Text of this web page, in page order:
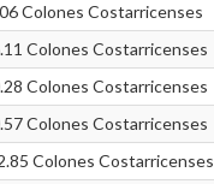
Colones Costarricenses
Colones Costarricenses
Colones Costarricenses
Colones Costarricenses
Colones Costarricenses